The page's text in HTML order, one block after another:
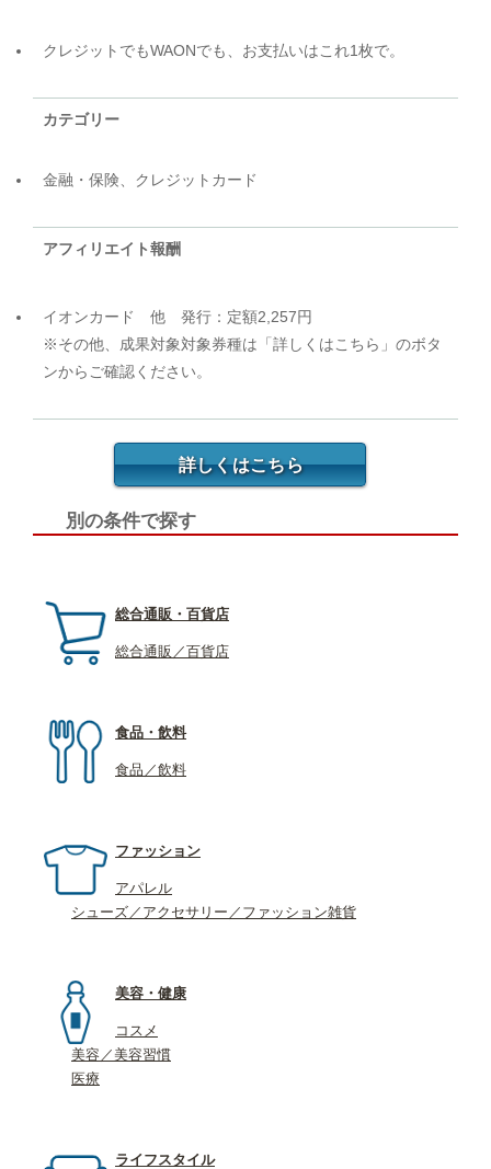
クレジットでもWAONでも、お支払いはこれ1枚で。
カテゴリー
金融・保険、クレジットカード
アフィリエイト報酬
イオンカード 他 発行：定額2,257円
※その他、成果対象対象券種は「詳しくはこちら」のボタ
ンからご確認ください。
詳しくはこちら
別の条件で探す
総合通販・百貨店
総合通販／百貨店
食品・飲料
食品／飲料
ファッション
アパレル
シューズ／アクセサリー／ファッション雑貨
美容・健康
コスメ
美容／美容習慣
医療
ライフスタイル